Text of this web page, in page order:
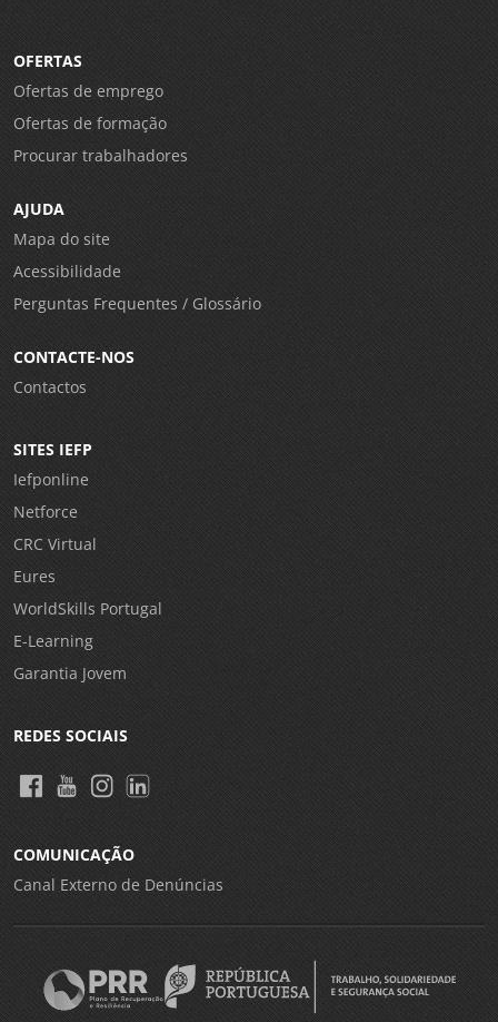
OFERTAS
Ofertas de emprego
Ofertas de formação
Procurar trabalhadores
AJUDA
Mapa do site
Acessibilidade
Perguntas Frequentes / Glossário
CONTACTE-NOS
Contactos
SITES IEFP
Iefponline
Netforce
CRC Virtual
Eures
WorldSkills Portugal
E-Learning
Garantia Jovem
REDES SOCIAIS
COMUNICAÇÃO
Canal Externo de Denúncias